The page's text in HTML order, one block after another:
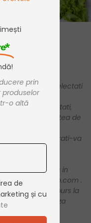
de pe site, selectati
cos.
pe care le cautati,
partea de
si inregistrati-va
cu datele
nou, sau
butonul „Intra in
www.fructero.com .
(ramburs la
sau OP pe baza
prin
o altă
de
și cu